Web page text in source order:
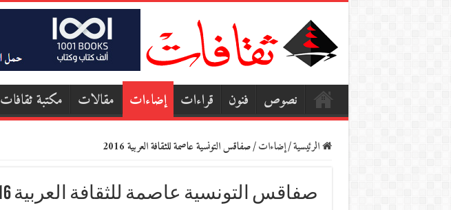
نصوص فنون قراءات إضاءات مقالات مكتبة ثقافات
الرئيسية/إضاءات/صفاقس التونسية عاصمة للثقافة العربية 2016
صفاقس التونسية عاصمة للثقافة العربية 2016